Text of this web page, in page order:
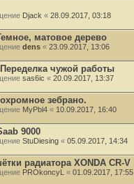
Djack « 28.09.2017, 03:18
матовое дерево
dens « 23.09.2017, 13:06
чужой работы
sas6ic « 20.09.2017, 13:37
зебрано.
MyPbl4 « 10.09.2017, 16:40
9000
StuDiesing « 05.09.2017, 14:34
радиатора XONDA CR-V
PROkoncyL « 01.09.2017, 17:55